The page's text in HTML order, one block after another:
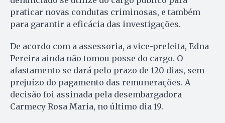
praticar novas condutas criminosas, e também
para garantir a eficácia das investigações.
De acordo com a assessoria, a vice-prefeita, Edna
Pereira ainda não tomou posse do cargo. O
afastamento se dará pelo prazo de 120 dias, sem
prejuízo do pagamento das remunerações. A
decisão foi assinada pela desembargadora
Carmecy Rosa Maria, no último dia 19.